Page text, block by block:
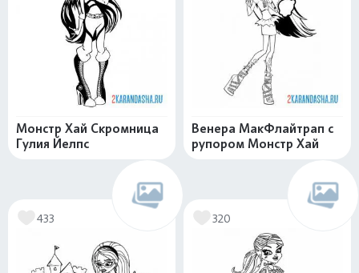
Монстр Хай Скромница
Гулия Йелпс
Венера МакФлайтрап с
рупором Монстр Хай
433 320